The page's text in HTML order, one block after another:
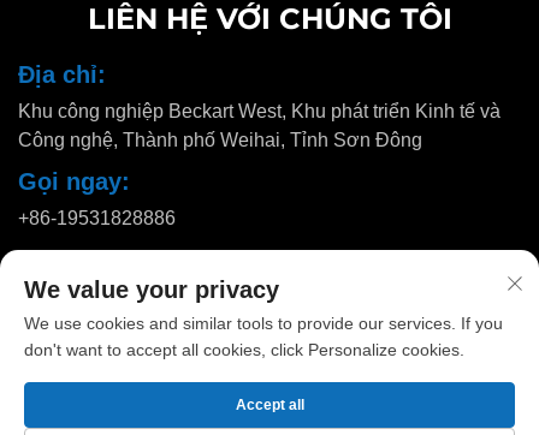
LIÊN HỆ VỚI CHÚNG TÔI
Địa chỉ:
Khu công nghiệp Beckart West, Khu phát triển Kinh tế và
Công nghệ, Thành phố Weihai, Tỉnh Sơn Đông
Gọi ngay:
+86-19531828886
[email protected]
Bản quyền © 2025 bởi Huadu Pallet Manufacturing Co., Ltd. |Chính
sách bảo mật
We value your privacy
We use cookies and similar tools to provide our services. If you
don't want to accept all cookies, click Personalize cookies.
Accept all